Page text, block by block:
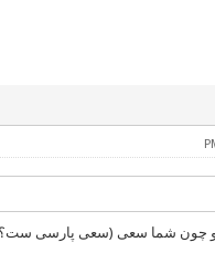
شما سعی (سعی پارسی ست؟